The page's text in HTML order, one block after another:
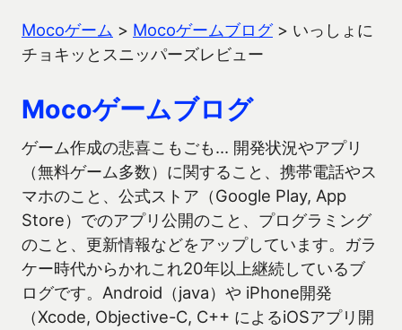
Mocoゲーム > Mocoゲームブログ> いっしょに
チョキッとスニッパーズレビュー
Mocoゲームブログ
ゲーム作成の悲喜こもごも… 開発状況やアプリ
（無料ゲーム多数）に関すること、携帯電話やス
マホのこと、公式ストア（Google Play, App
Store）でのアプリ公開のこと、プログラミング
のこと、更新情報などをアップしています。ガラ
ケー時代からかれこれ20年以上継続しているブ
ログです。Android（java）や iPhone開発
（Xcode, Objective-C, C++ によるiOSアプリ開